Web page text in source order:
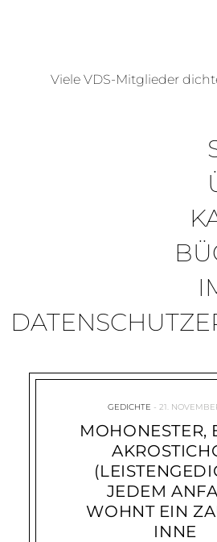
Viele VDS-Mitglieder
GEDICHTE 21.
MOHONESTER,
JEDEM
WOHNT EIN
INNE